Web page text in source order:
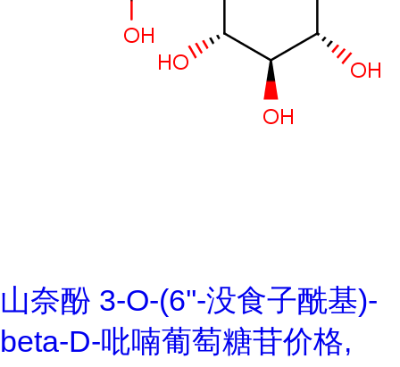
山奈酚 3-O-(6''-没食子酰基)-
beta-D-吡喃葡萄糖苷价格,